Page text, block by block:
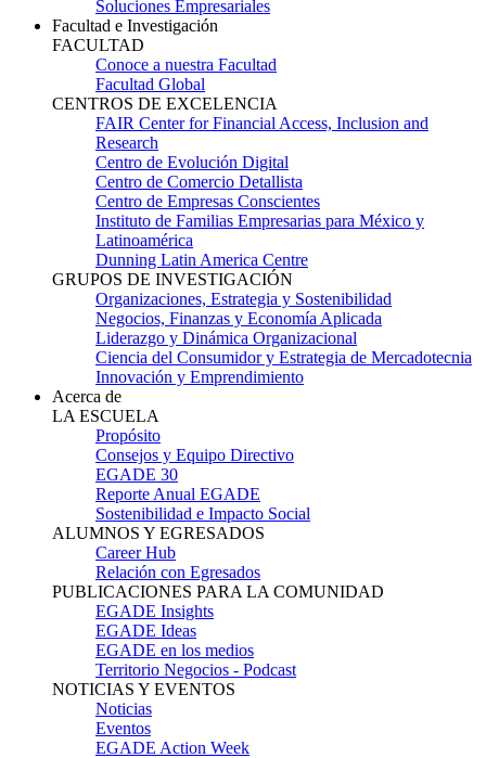
Soluciones Empresariales
Facultad e Investigación
FACULTAD
Conoce a nuestra Facultad
Facultad Global
CENTROS DE EXCELENCIA
FAIR Center for Financial Access, Inclusion and
Research
Centro de Evolución Digital
Centro de Comercio Detallista
Centro de Empresas Conscientes
Instituto de Familias Empresarias para México y
Latinoamérica
Dunning Latin America Centre
GRUPOS DE INVESTIGACIÓN
Organizaciones, Estrategia y Sostenibilidad
Negocios, Finanzas y Economía Aplicada
Liderazgo y Dinámica Organizacional
Ciencia del Consumidor y Estrategia de Mercadotecnia
Innovación y Emprendimiento
Acerca de
LA ESCUELA
Propósito
Consejos y Equipo Directivo
EGADE 30
Reporte Anual EGADE
Sostenibilidad e Impacto Social
ALUMNOS Y EGRESADOS
Career Hub
Relación con Egresados
PUBLICACIONES PARA LA COMUNIDAD
EGADE Insights
EGADE Ideas
EGADE en los medios
Territorio Negocios - Podcast
NOTICIAS Y EVENTOS
Noticias
Eventos
EGADE Action Week